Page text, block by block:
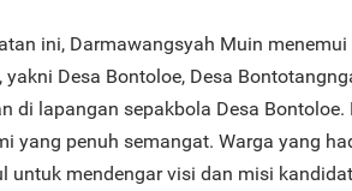
ini, Darmawangsyah Muin
yakni Desa Bontoloe, Desa
di lapangan sepakbola Desa
yang penuh semangat. Warga yang
untuk mendengar visi dan misi